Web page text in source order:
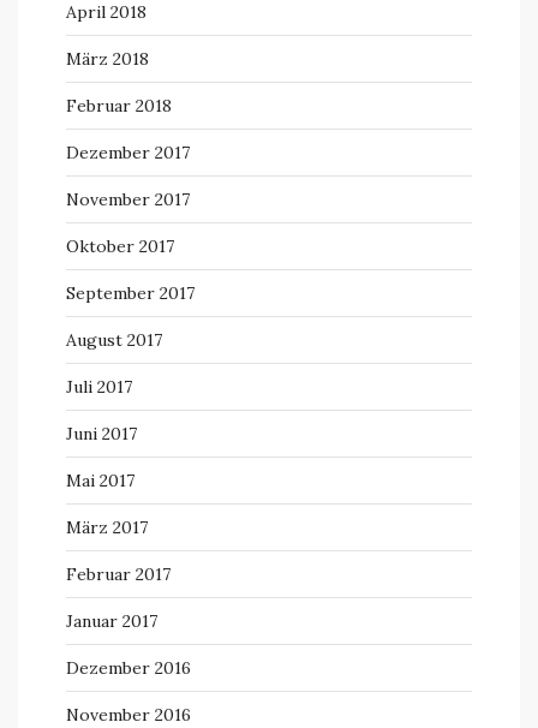
April 2018
März 2018
Februar 2018
Dezember 2017
November 2017
Oktober 2017
September 2017
August 2017
Juli 2017
Juni 2017
Mai 2017
März 2017
Februar 2017
Januar 2017
Dezember 2016
November 2016